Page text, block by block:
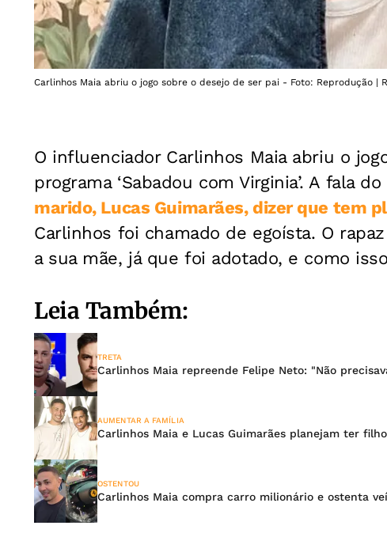
Carlinhos Maia abriu o jogo sobre o desejo de ser pai - Foto: Reprodução |
O influenciador Carlinhos Maia abriu o
programa ‘Sabadou com Virginia’. A fala
marido, Lucas Guimarães, dizer que tem
Carlinhos foi chamado de egoísta. O
a sua mãe, já que foi adotado, e como
Leia Também:
TRETA
Carlinhos Maia repreende Felipe Neto: "Não
AUMENTAR A FAMÍLIA
Carlinhos Maia e Lucas Guimarães planejam ter
OSTENTOU
Carlinhos Maia compra carro milionário e ostenta